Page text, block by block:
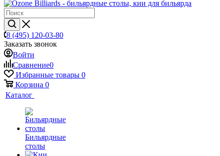
8 (495) 120-03-80
Заказать звонок
Войти
Сравнение0
Избранные товары 0
Корзина 0
Каталог
Бильярдные
столы